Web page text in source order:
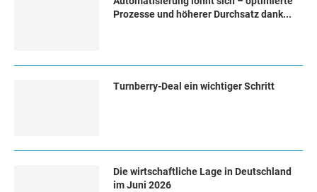
Prozesse und höherer Durchsatz dank...
Turn­ber­ry-Deal ein wich­ti­ger Schritt
Die wirtschaftliche Lage in Deutschland
im Juni 2026